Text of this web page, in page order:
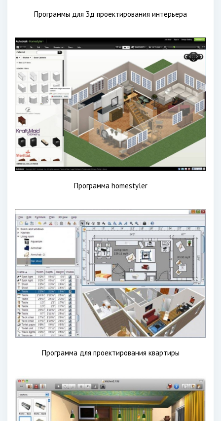
Программы для 3д проектирования интерьера
Программа homestyler
Программа для проектирования квартиры